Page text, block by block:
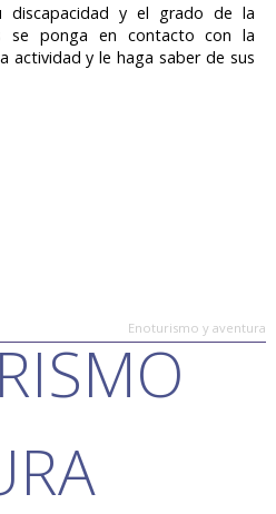
discapacidad y el grado de la
se ponga en contacto con la
actividad y le haga saber de sus
Enoturismo y aventura